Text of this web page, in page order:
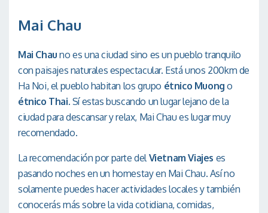
Mai Chau
Mai Chau no es una ciudad sino es un pueblo tranquilo
con paisajes naturales espectacular. Está unos 200km de
Ha Noi, el pueblo habitan los grupo étnico Muong o
étnico Thai. Sí estas buscando un lugar lejano de la
ciudad para descansar y relax, Mai Chau es lugar muy
recomendado.
La recomendación por parte del Vietnam Viajes es
pasando noches en un homestay en Mai Chau. Así no
solamente puedes hacer actividades locales y también
conocerás más sobre la vida cotidiana, comidas,